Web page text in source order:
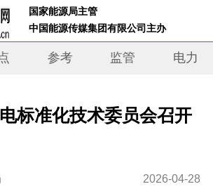
国家能源局主管
中国能源传媒集团有限公司主办
参考 监管 电力
标准化技术委员会召开
2026-04-28